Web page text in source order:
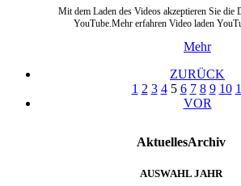
Mit dem Laden des Videos akzeptieren Sie die
YouTube.Mehr erfahren Video laden
Mehr
ZURÜCK
1 2 3 4 5 6 7 8 9 10
VOR
AktuellesArchiv
AUSWAHL JAHR